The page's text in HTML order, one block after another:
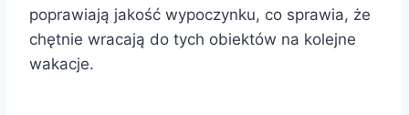
poprawiają jakość wypoczynku, co sprawia, że
chętnie wracają do tych obiektów na kolejne
wakacje.